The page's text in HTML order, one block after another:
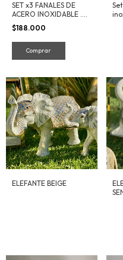
SET x3 FANALES DE
ACERO INOXIDABLE .
INTERIOR EXTERIOR.
$188.000
ELEFANTE BEIGE